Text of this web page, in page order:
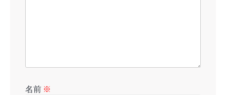
名前 ※